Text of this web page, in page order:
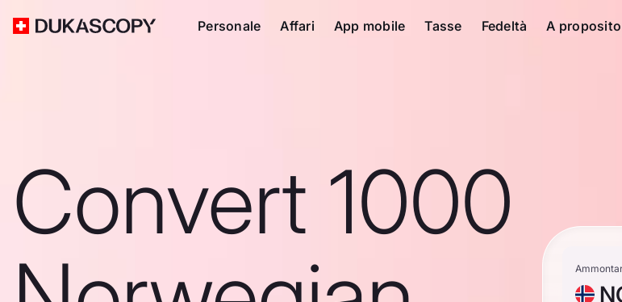
Personale Affari App mobile Tasse Fedeltà A
Convert 1000